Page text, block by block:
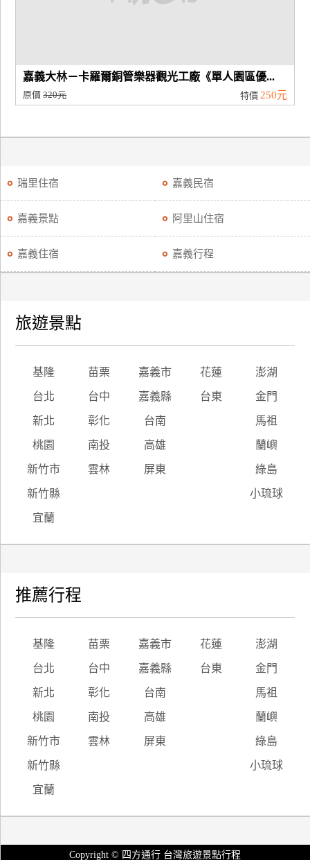
嘉義大林－卡羅爾銅管樂器觀光工廠《單人園區優...
原價320元 特價 250元
瑞里住宿 嘉義民宿
嘉義景點 阿里山住宿
嘉義住宿 嘉義行程
旅遊景點
基隆 苗栗 嘉義市 花蓮 澎湖
台北 台中 嘉義縣 台東 金門
新北 彰化 台南 馬祖
桃園 南投 高雄 蘭嶼
新竹市 雲林 屏東 綠島
新竹縣 小琉球
宜蘭
推薦行程
基隆 苗栗 嘉義市 花蓮 澎湖
台北 台中 嘉義縣 台東 金門
新北 彰化 台南 馬祖
桃園 南投 高雄 蘭嶼
新竹市 雲林 屏東 綠島
新竹縣 小琉球
宜蘭
Copyright © 四方通行 台灣旅遊景點行程